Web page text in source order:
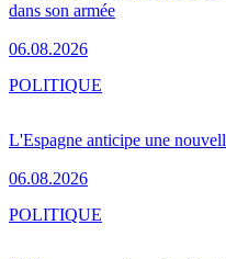
dans son armée
06.08.2026
L'Espagne anticipe une
06.08.2026
POLITIQUE
POLITIQUE